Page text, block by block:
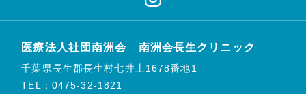
医療法人社団南洲会 南洲会長生クリニック
千葉県長生郡長生村七井土1678番地1
TEL：0475-32-1821